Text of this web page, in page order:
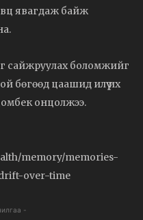
явагдаж байж
сайжруулах боломжийг
бөгөөд цаашид илүү их
онцолжээ.
memory/memories-
over-time
-